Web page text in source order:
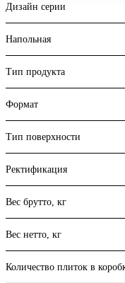
Дизайн серии
Напольная
Тип продукта
Формат
Тип поверхности
Ректификация
Вес брутто, кг
Вес нетто, кг
Количество плиток в